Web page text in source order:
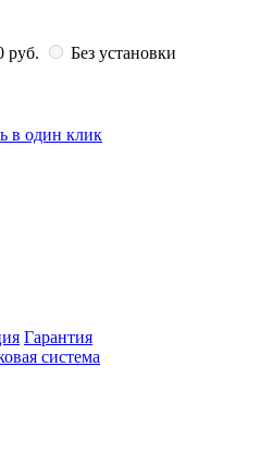
руб.
Без установки
в один клик
Гарантия
система